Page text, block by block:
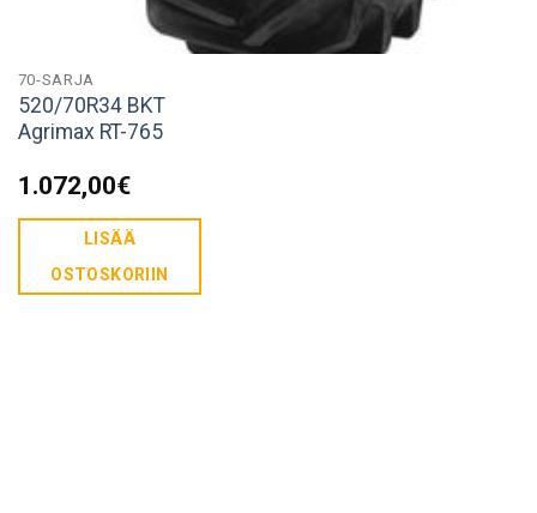
70-SARJA
520/70R34 BKT
Agrimax RT-765
1.072,00€
LISÄÄ
OSTOSKORIIN